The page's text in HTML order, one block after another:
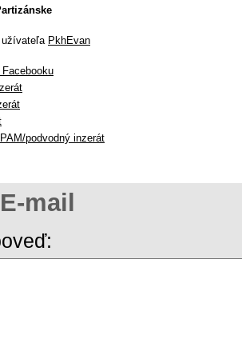
PkhEvan
podvodný inzerát
mail